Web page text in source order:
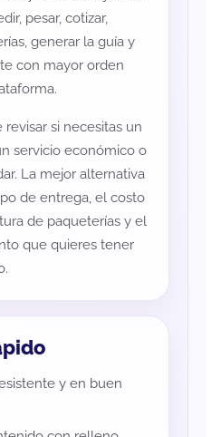
pesar, cotizar,
generar la guía y
con mayor orden
si necesitas un
servicio económico o
La mejor alternativa
de entrega, el costo
de paqueterías y el
que quieres tener
y en buen